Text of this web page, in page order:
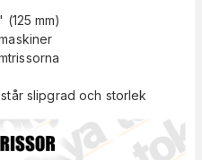
mm)
slipgrad och storlek